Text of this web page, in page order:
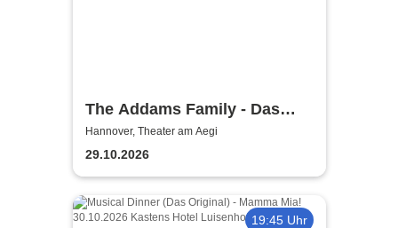
The Addams Family - Das
Musical
Hannover, Theater am Aegi
29.10.2026
19:45 Uhr